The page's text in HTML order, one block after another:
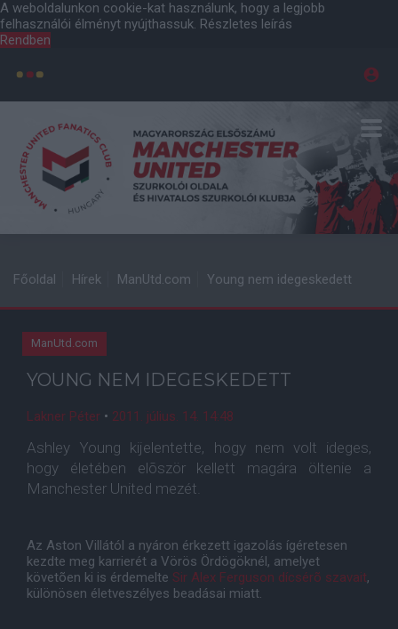
A weboldalunkon cookie-kat használunk, hogy a legjobb
felhasználói élményt nyújthassuk. Részletes leírás
Rendben
Főoldal Hírek ManUtd.com Young nem idegeskedett
ManUtd.com
YOUNG NEM IDEGESKEDETT
Lakner Péter • 2011. július. 14. 14:48
Ashley Young kijelentette, hogy nem volt ideges,
hogy életében elõször kellett magára öltenie a
Manchester United mezét.
Az Aston Villától a nyáron érkezett igazolás ígéretesen
kezdte meg karrierét a Vörös Ördögöknél, amelyet
követõen ki is érdemelte Sir Alex Ferguson dícsérõ szavait,
különösen életveszélyes beadásai miatt.